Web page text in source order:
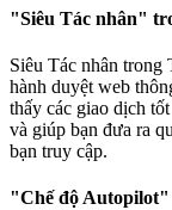
"Siêu Tác nhân"
Siêu Tác nhân
hành duyệt web
thấy các giao dịch
và giúp bạn đưa ra
bạn truy cập.
"Chế độ Autopilot"